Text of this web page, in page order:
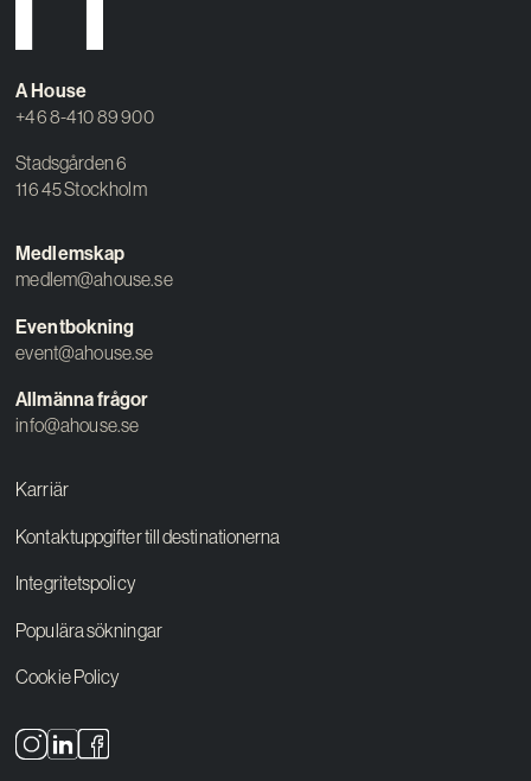
A House
+46 8-410 89 900
Stadsgården 6
116 45 Stockholm
Medlemskap
medlem@ahouse.se
Eventbokning
event@ahouse.se
Allmänna frågor
info@ahouse.se
Karriär
Kontaktuppgifter till destinationerna
Integritetspolicy
Populära sökningar
Cookie Policy